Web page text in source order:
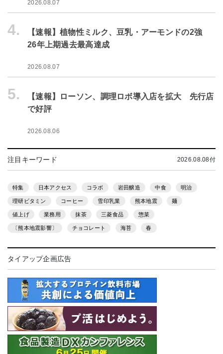
2026.08.07
4.
【速報】植物性ミルク、豆乳・アーモンドの2強
26年上期過去最高達成
2026.08.07
5.
【速報】ローソン、調理ロボ導入店を拡大 先行店
で好評
2026.08.06
注目キーワード 2026.08.08付
特集 日本アクセス コラボ 岩田醸造 中食 明治
理研ビタミン コーヒー 雪印乳業 熊本地震 麺
値上げ 業務用 抹茶 三菱食品 惣菜
〔熊本地震影響〕 チョコレート 海苔 春
タイアップ企画広告